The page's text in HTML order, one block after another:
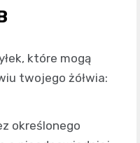
które mogą
twojego żółwia:
określonego